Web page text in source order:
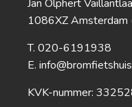
Jan Olphert
1086XZ Amsterdam
020-6191938
KVK-nummer: